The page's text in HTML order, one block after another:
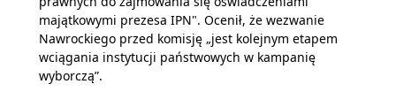
majątkowymi prezesa IPN". Ocenił, że wezwanie
Nawrockiego przed komisję „jest kolejnym etapem
wciągania instytucji państwowych w kampanię
wyborczą”.